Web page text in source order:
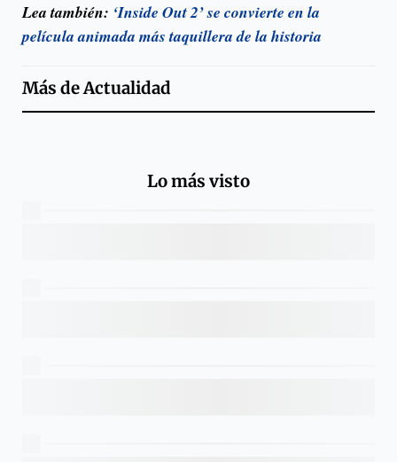
Lea también: ‘Inside Out 2’ se convierte en la
película animada más taquillera de la historia
Más deActualidad
Lo más visto